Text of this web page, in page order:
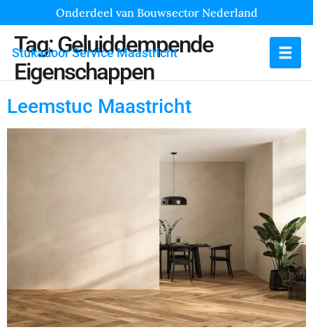
Onderdeel van Bouwsector Nederland
Stukadoor Service Maastricht
Tag:Geluiddempende
Eigenschappen
Leemstuc Maastricht